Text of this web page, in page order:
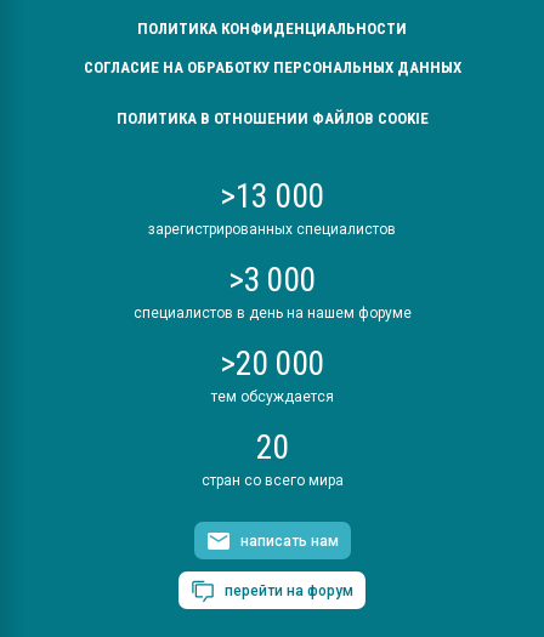
ПОЛИТИКА КОНФИДЕНЦИАЛЬНОСТИ
СОГЛАСИЕ НА ОБРАБОТКУ ПЕРСОНАЛЬНЫХ ДАННЫХ
ПОЛИТИКА В ОТНОШЕНИИ ФАЙЛОВ COOKIE
>13 000
зарегистрированных специалистов
>3 000
специалистов в день на нашем форуме
>20 000
тем обсуждается
20
стран со всего мира
написать нам
перейти на форум